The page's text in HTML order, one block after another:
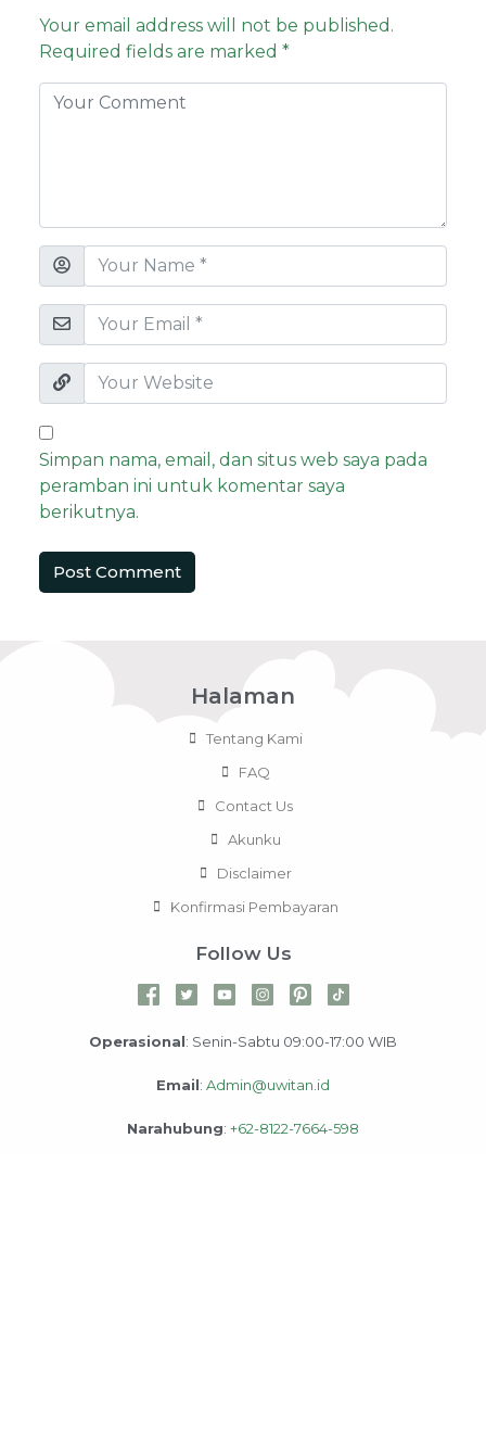
Your email address will not be published.
Required fields are marked *
Simpan nama, email, dan situs web saya pada
peramban ini untuk komentar saya
berikutnya.
Halaman
Tentang Kami
FAQ
Contact Us
Akunku
Disclaimer
Konfirmasi Pembayaran
Follow Us
Operasional: Senin-Sabtu 09:00-17:00 WIB
Email: Admin@uwitan.id
Narahubung: +62-8122-7664-598